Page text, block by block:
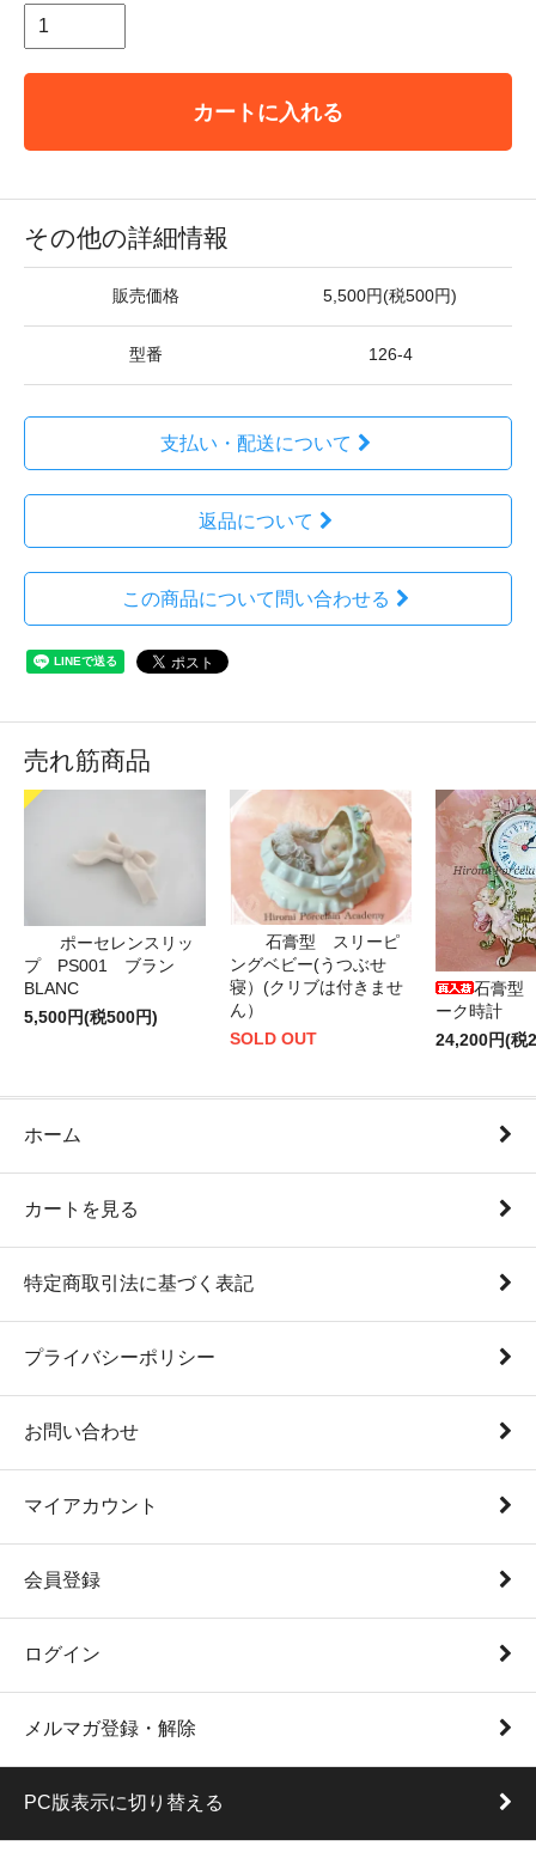
カートに入れる
その他の詳細情報
販売価格 5,500円(税500円)
型番 126-4
支払い・配送について
返品について
この商品について問い合わせる
売れ筋商品
ポーセレンスリッ
プ PS001 ブラン
BLANC
5,500円(税500円)
石膏型 スリーピ
ングベビー(うつぶせ
寝）(クリブは付きませ
ん）
SOLD OUT
石膏型
ーク時計
24,200円(税
ホーム
カートを見る
特定商取引法に基づく表記
プライバシーポリシー
お問い合わせ
マイアカウント
会員登録
ログイン
メルマガ登録・解除
PC版表示に切り替える